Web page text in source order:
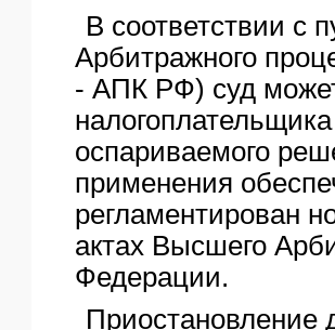
В соответствии с
Арбитражного
- АПК РФ) суд
оспариваемого
применения
регламентирован
актах Высшего
Федерации.
Приостановление